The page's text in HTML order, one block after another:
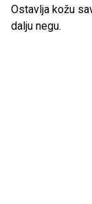
Ostavlja kožu
dalju negu.